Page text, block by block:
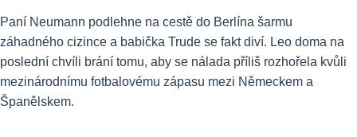
Paní Neumann podlehne na cestě do Berlína šarmu
záhadného cizince a babička Trude se fakt diví. Leo doma na
poslední chvíli brání tomu, aby se nálada příliš rozhořela kvůli
mezinárodnímu fotbalovému zápasu mezi Německem a
Španělskem.